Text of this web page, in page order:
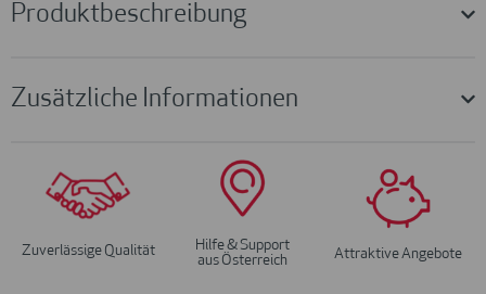
Produktbeschreibung
Zusätzliche Informationen
Zuverlässige Qualität
Hilfe & Support
aus Österreich
Attraktive Angebote